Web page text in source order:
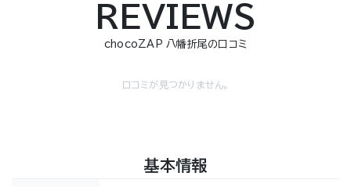
REVIEWS
chocoZAP 八幡折尾の口コミ
口コミが見つかりません。
基本情報